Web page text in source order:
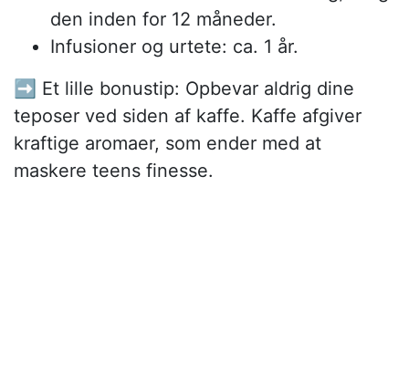
den inden for 12 måneder.
Infusioner og urtete: ca. 1 år.
➡️ Et lille bonustip: Opbevar aldrig dine
teposer ved siden af kaffe. Kaffe afgiver
kraftige aromaer, som ender med at
maskere teens finesse.